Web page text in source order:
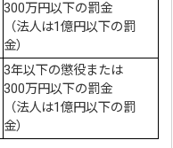
300万円以下の罰金
（法人は1億円以下の罰
金）
3年以下の懲役または
300万円以下の罰金
（法人は1億円以下の罰
金）